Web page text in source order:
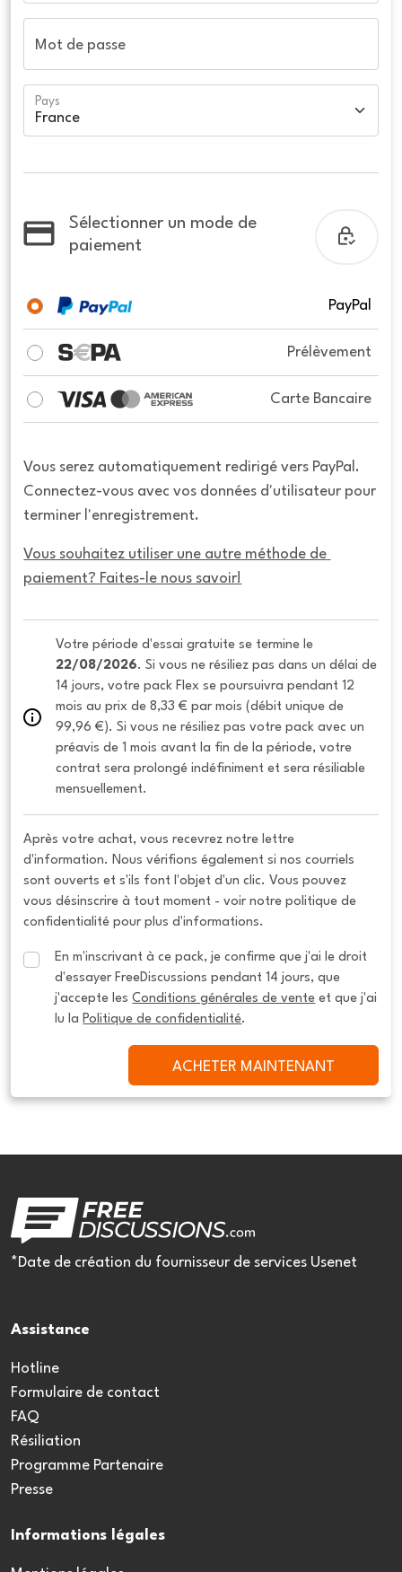
Mot de passe
Pays
Sélectionner un mode de
paiement
PayPal
Prélèvement
Carte Bancaire
Vous serez automatiquement redirigé vers PayPal.
Connectez-vous avec vos données d'utilisateur pour
terminer l'enregistrement.
Vous souhaitez utiliser une autre méthode de
paiement? Faites-le nous savoir!
22/08/2026. Si vous ne résiliez pas dans un délai de
14 jours, votre pack Flex se poursuivra pendant 12
mois au prix de 8,33 € par mois (débit unique de
99,96 €). Si vous ne résiliez pas votre pack avec un
préavis de 1 mois avant la fin de la période, votre
contrat sera prolongé indéfiniment et sera résiliable
mensuellement.
Après votre achat, vous recevrez notre lettre
d'information. Nous vérifions également si nos courriels
sont ouverts et s'ils font l'objet d'un clic. Vous pouvez
vous désinscrire à tout moment - voir notre politique de
confidentialité pour plus d'informations.
En m'inscrivant à ce pack, je confirme que j'ai le droit
d'essayer FreeDiscussions pendant 14 jours, que
j'accepte les Conditions générales de vente et que j'ai
lu la Politique de confidentialité.
ACHETER MAINTENANT
*Date de création du fournisseur de services Usenet
Assistance
Hotline
Formulaire de contact
FAQ
Résiliation
Programme Partenaire
Presse
Informations légales